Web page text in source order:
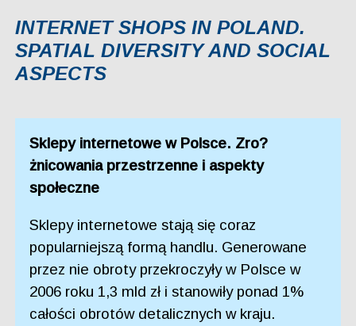
INTERNET SHOPS IN POLAND.
SPATIAL DIVERSITY AND SOCIAL
ASPECTS
Sklepy internetowe w Polsce. Zro?
żnicowania przestrzenne i aspekty
społeczne
Sklepy internetowe stają się coraz
popularniejszą formą handlu. Generowane
przez nie obroty przekroczyły w Polsce w
2006 roku 1,3 mld zł i stanowiły ponad 1%
całości obrotów detalicznych w kraju.